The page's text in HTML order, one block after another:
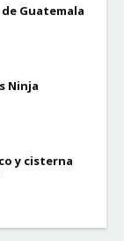
Guatemala
Ninja
y cisterna